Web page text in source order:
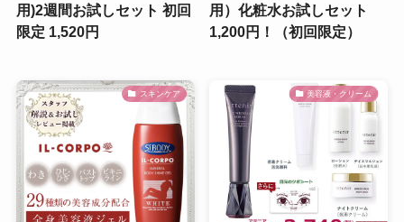
用)2週間お試しセット 初回
限定 1,520円
用）化粧水お試しセット
1,200円！（初回限定）
スキンケア 美容液・クリーム